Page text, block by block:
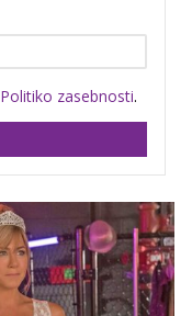
Politiko zasebnosti.